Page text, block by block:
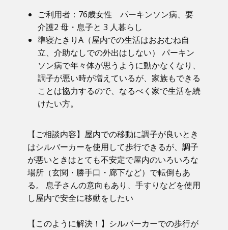
ご利用者：​76歳女性 パーキンソン病、要
介護2 母・息子と 3 人暮らし
準寝たきりA（屋内での生活はおおむね自
立、介助なしでの外出はしない） パーキン
ソン病で年々体が思うように動かなくなり、
調子が悪い時が増えているが、家族もできる
ことは協力するので、なるべく家で生活を続
けたい方。
【ご相談内容】​屋内での移動に調子が良いとき
はシルバーカーを使用して歩行できるが、調子
が悪いときはとても不安定で屋内のいろいろな
場所（玄関・勝手口・廊下など）で転倒もあ
る。 息子さんの意向もあり、手すりなどを使用
し屋内で安全に移動をしたい
【このように解決！】​シルバーカーでの歩行が